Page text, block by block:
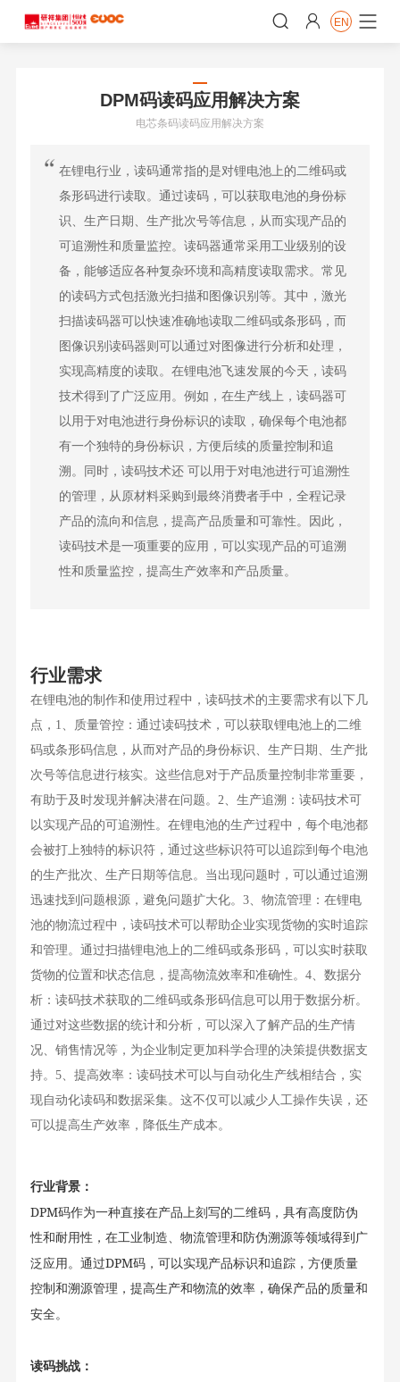


 EN
DPM码读码应用解决方案
电芯条码读码应用解决方案
在锂电行业，读码通常指的是对锂电池上的二维码或
条形码进行读取。通过读码，可以获取电池的身份标
识、生产日期、生产批次号等信息，从而实现产品的
可追溯性和质量监控。读码器通常采用工业级别的设
备，能够适应各种复杂环境和高精度读取需求。常见
的读码方式包括激光扫描和图像识别等。其中，激光
扫描读码器可以快速准确地读取二维码或条形码，而
图像识别读码器则可以通过对图像进行分析和处理，
实现高精度的读取。在锂电池飞速发展的今天，读码
技术得到了广泛应用。例如，在生产线上，读码器可
以用于对电池进行身份标识的读取，确保每个电池都
有一个独特的身份标识，方便后续的质量控制和追
溯。同时，读码技术还 可以用于对电池进行可追溯性
的管理，从原材料采购到最终消费者手中，全程记录
产品的流向和信息，提高产品质量和可靠性。因此，
读码技术是一项重要的应用，可以实现产品的可追溯
性和质量监控，提高生产效率和产品质量。
行业需求
在锂电池的制作和使用过程中，读码技术的主要需求有以下几
点，1、质量管控：通过读码技术，可以获取锂电池上的二维
码或条形码信息，从而对产品的身份标识、生产日期、生产批
次号等信息进行核实。这些信息对于产品质量控制非常重要，
有助于及时发现并解决潜在问题。2、生产追溯：读码技术可
以实现产品的可追溯性。在锂电池的生产过程中，每个电池都
会被打上独特的标识符，通过这些标识符可以追踪到每个电池
的生产批次、生产日期等信息。当出现问题时，可以通过追溯
迅速找到问题根源，避免问题扩大化。3、物流管理：在锂电
池的物流过程中，读码技术可以帮助企业实现货物的实时追踪
和管理。通过扫描锂电池上的二维码或条形码，可以实时获取
货物的位置和状态信息，提高物流效率和准确性。4、数据分
析：读码技术获取的二维码或条形码信息可以用于数据分析。
通过对这些数据的统计和分析，可以深入了解产品的生产情
况、销售情况等，为企业制定更加科学合理的决策提供数据支
持。5、提高效率：读码技术可以与自动化生产线相结合，实
现自动化读码和数据采集。这不仅可以减少人工操作失误，还
可以提高生产效率，降低生产成本。
行业背景：
DPM码作为一种直接在产品上刻写的二维码，具有高度防伪
性和耐用性，在工业制造、物流管理和防伪溯源等领域得到广
泛应用。通过DPM码，可以实现产品标识和追踪，方便质量
控制和溯源管理，提高生产和物流的效率，确保产品的质量和
安全。
读码挑战：